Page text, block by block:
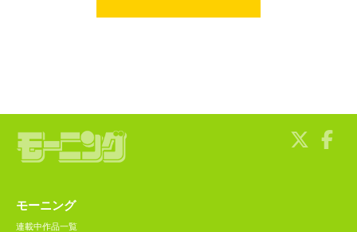
モーニング
連載中作品一覧